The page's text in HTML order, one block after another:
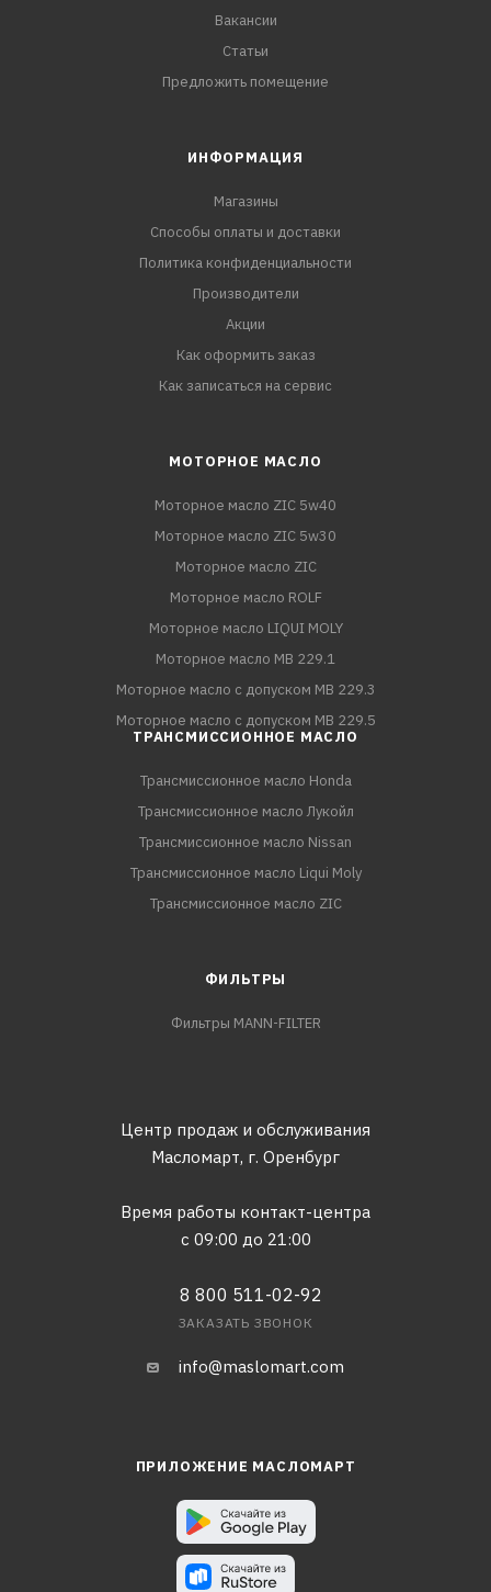
Вакансии
Статьи
Предложить помещение
ИНФОРМАЦИЯ
Магазины
Способы оплаты и доставки
Политика конфиденциальности
Производители
Акции
Как оформить заказ
Как записаться на сервис
МОТОРНОЕ МАСЛО
Моторное масло ZIC 5w40
Моторное масло ZIC 5w30
Моторное масло ZIC
Моторное масло ROLF
Моторное масло LIQUI MOLY
Моторное масло MB 229.1
Моторное масло с допуском MB 229.3
Моторное масло с допуском MB 229.5
ТРАНСМИССИОННОЕ МАСЛО
Трансмиссионное масло Honda
Трансмиссионное масло Лукойл
Трансмиссионное масло Nissan
Трансмиссионное масло Liqui Moly
Трансмиссионное масло ZIC
ФИЛЬТРЫ
Фильтры MANN-FILTER
Центр продаж и обслуживания
Масломарт, г. Оренбург
Время работы контакт-центра
с 09:00 до 21:00
8 800 511-02-92
ЗАКАЗАТЬ ЗВОНОК
info@maslomart.com
ПРИЛОЖЕНИЕ МАСЛОМАРТ